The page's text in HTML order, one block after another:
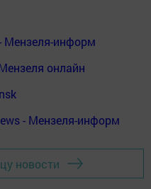
Мензеля-информ
онлайн
- Мензеля-информ
новости